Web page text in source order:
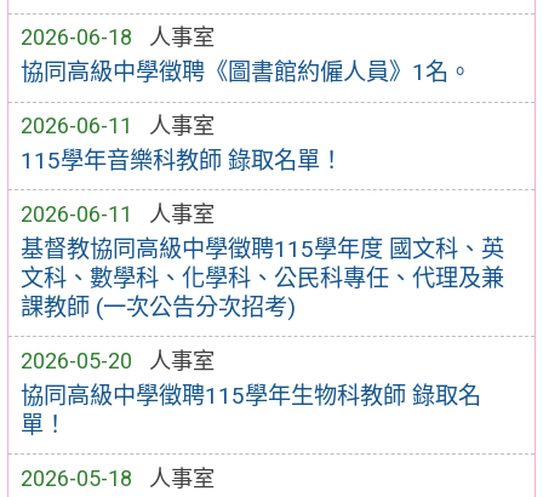
2026-06-18 人事室
協同高級中學徵聘《圖書館約僱人員》1名。
2026-06-11 人事室
115學年音樂科教師 錄取名單！
2026-06-11 人事室
基督教協同高級中學徵聘115學年度 國文科、英
文科、數學科、化學科、公民科專任、代理及兼
課教師 (一次公告分次招考)
2026-05-20 人事室
協同高級中學徵聘115學年生物科教師 錄取名
單！
2026-05-18 人事室